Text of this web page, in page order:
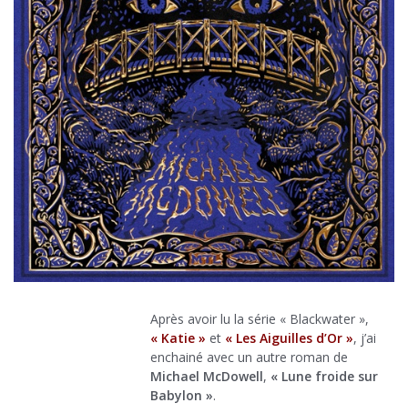
Après avoir lu la série « Blackwater »,
« Katie » et « Les Aiguilles d’Or », j’ai
enchainé avec un autre roman de
Michael McDowell, « Lune froide sur
Babylon ».